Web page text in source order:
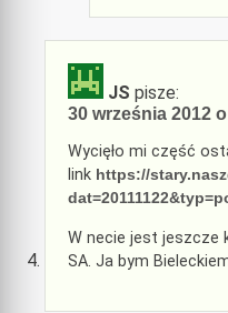
JS pisze:
30 września 2012
Wycięło mi część
link https://
W necie jest jeszcze
SA. Ja bym